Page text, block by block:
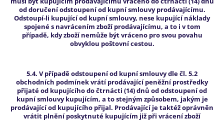
od doručení odstoupení od kupní smlouvy prodávajícímu.
Odstoupí-li kupující od kupní smlouvy, nese kupující náklady
spojené s navrácením zboží prodávajícímu, a to i v tom
případě, kdy zboží nemůže být vráceno pro svou povahu
obvyklou poštovní cestou.
5.4. V případě odstoupení od kupní smlouvy dle čl. 5.2
obchodních podmínek vrátí prodávající peněžní prostředky
přijaté od kupujícího do čtrnácti (14) dnů od odstoupení od
kupní smlouvy kupujícím, a to stejným způsobem, jakým je
prodávající od kupujícího přijal. Prodávající je taktéž oprávněn
vrátit plnění poskytnuté kupujícím již při vrácení zboží